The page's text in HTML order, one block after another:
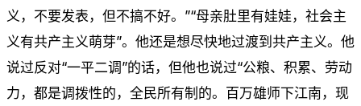
义，不要发表，但不搞不好。”“母亲肚里有娃娃，社会主
义有共产主义萌芽”。他还是想尽快地过渡到共产主义。他
说过反对“一平二调”的话，但他也说过“公粮、积累、劳动
力，都是调拨性的，全民所有制的。百万雄师下江南，现